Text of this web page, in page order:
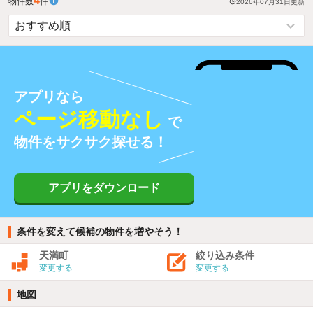
アプリなら
ページ移動なし で
物件をサクサク探せる！
アプリをダウンロード
条件を変えて候補の物件を増やそう！
天満町
変更する
絞り込み条件
変更する
地図